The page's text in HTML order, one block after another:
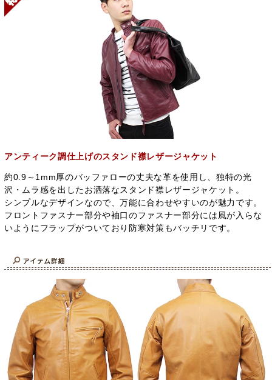
アンティーク調仕上げのスタンド襟レザージャケット
約0.9～1mm厚のバッファローの丈夫な革を使用し、独特の光
沢・ムラ感を出したお洒落なスタンド襟レザージャケット。
シンプルなデザインなので、万能に合わせやすいのが魅力です。
フロントファスナー部分や袖口のファスナー部分には風が入らな
いようにフラップがついており防寒対策もバッチリです。